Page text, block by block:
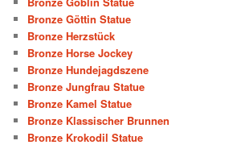
Bronze Göttin Statue
Bronze Herzstück
Bronze Horse Jockey
Bronze Hundejagdszene
Bronze Jungfrau Statue
Bronze Kamel Statue
Bronze Klassischer Brunnen
Bronze Krokodil Statue